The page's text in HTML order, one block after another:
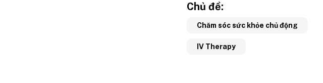
Chủ đề:
Chăm sóc sức khỏe chủ động
IV Therapy